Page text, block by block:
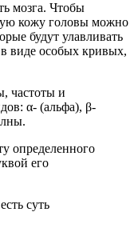
мозга. Чтобы
кожу головы можно
будут улавливать
виде особых кривых,
частоты и
α- (альфа), β-
определенного
его
суть